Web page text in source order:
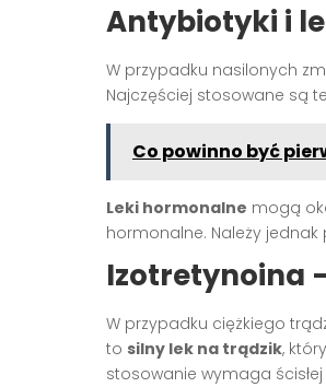
Antybiotyki i
W przypadku nasilonych
Najczęściej stosowane są
Co powinno być
Leki hormonalne mogą
hormonalne. Należy
Izotretynoina
W przypadku ciężkiego
to silny lek na trądzik,
stosowanie wymaga